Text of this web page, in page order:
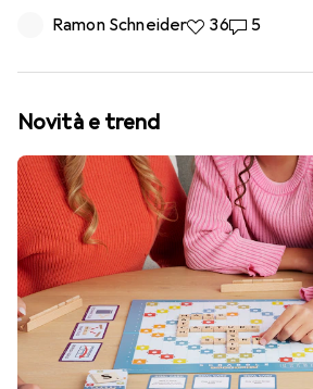
Ramon Schneider36 like
365 commenti
5
Novità e trend